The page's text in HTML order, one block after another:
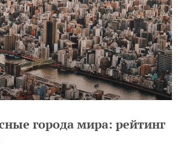
города мира: рейтинг